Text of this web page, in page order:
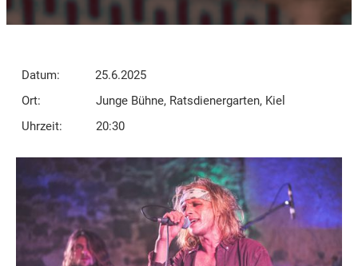
Datum:
25.6.2025
Ort:
Junge Bühne, Ratsdienergarten, Kiel
Uhrzeit:
20:30